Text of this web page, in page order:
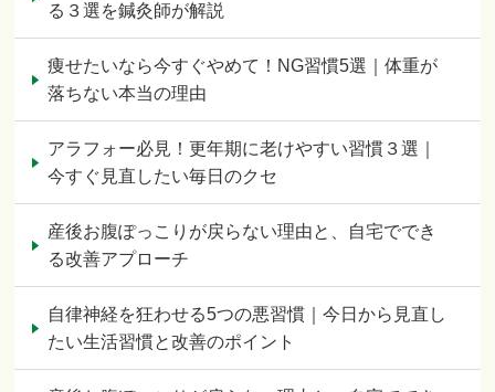
る３選を鍼灸師が解説
痩せたいなら今すぐやめて！NG習慣5選｜体重が
落ちない本当の理由
アラフォー必見！更年期に老けやすい習慣３選｜
今すぐ見直したい毎日のクセ
産後お腹ぽっこりが戻らない理由と、自宅ででき
る改善アプローチ
自律神経を狂わせる5つの悪習慣｜今日から見直し
たい生活習慣と改善のポイント